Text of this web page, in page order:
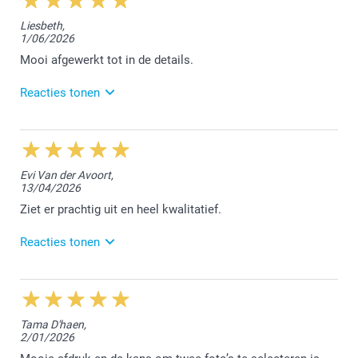
Liesbeth,
1/06/2026
Mooi afgewerkt tot in de details.
Reacties tonen
9/06/2026
12:55
Dag Liedbeth,
We zijn blij dat we aan jouw verwachtingen hebben
voldaan. Bedankt voor jouw mooie 5 sterren review
en tot een volgende keer!
Nathalie @smartphoto
Evi Van der Avoort,
13/04/2026
Ziet er prachtig uit en heel kwalitatief.
Reacties tonen
5/05/2026
13:52
Beste Evi,
Het doet ons plezier te lezen dat je blij bent met de
bestelde kaartjes met goudfolie. We vonden het fijn
Tama D'haen,
2/01/2026